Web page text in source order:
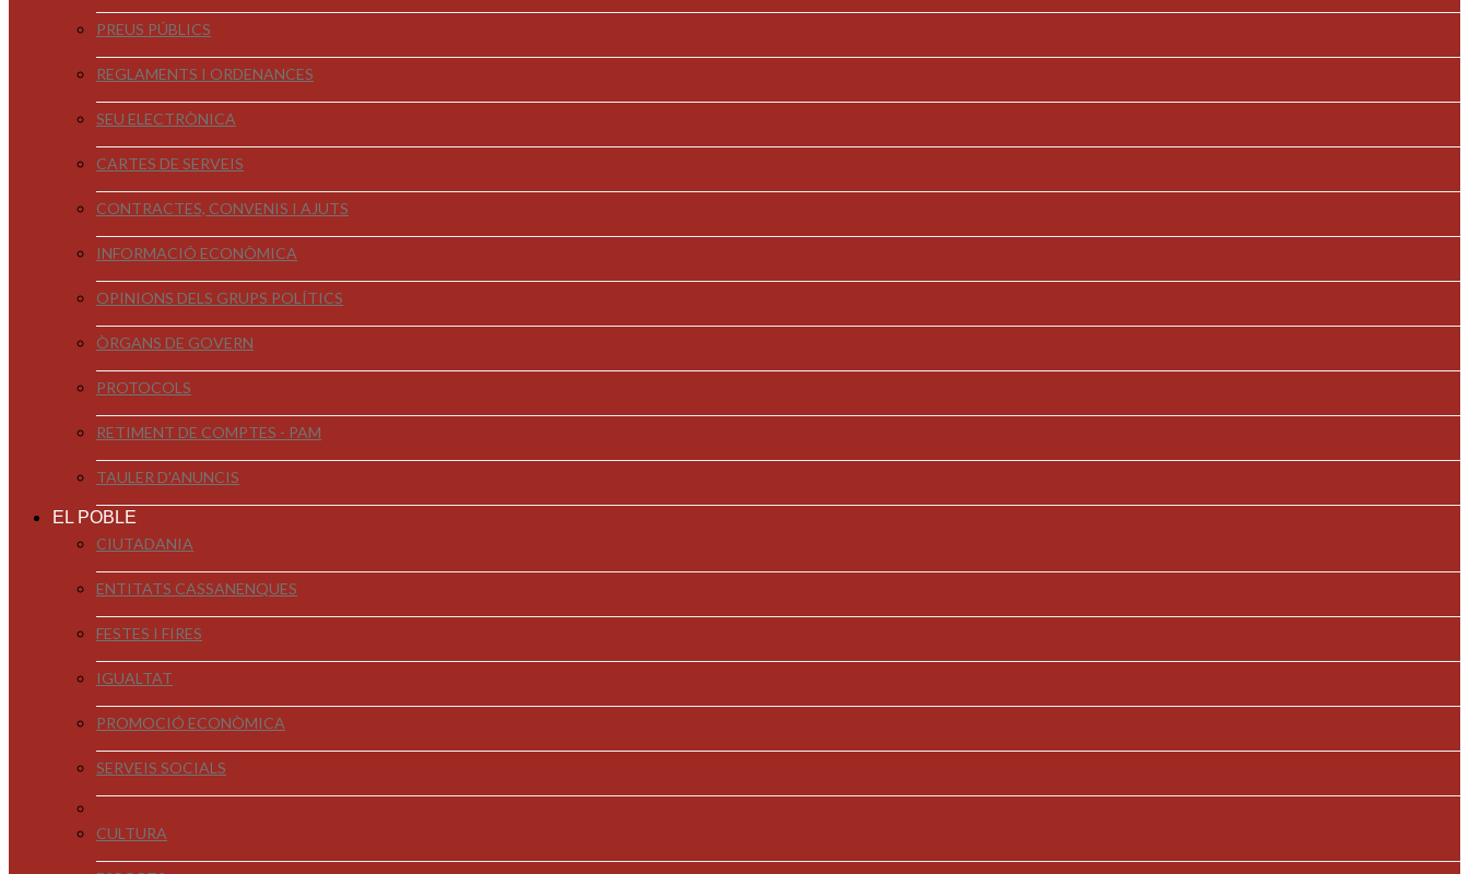
PREUS PÚBLICS
REGLAMENTS I ORDENANCES
SEU ELECTRÒNICA
CARTES DE SERVEIS
CONTRACTES, CONVENIS I AJUTS
INFORMACIÓ ECONÒMICA
OPINIONS DELS GRUPS POLÍTICS
ÒRGANS DE GOVERN
PROTOCOLS
RETIMENT DE COMPTES - PAM
TAULER D'ANUNCIS
EL POBLE
CIUTADANIA
ENTITATS CASSANENQUES
FESTES I FIRES
IGUALTAT
PROMOCIÓ ECONÒMICA
SERVEIS SOCIALS
CULTURA